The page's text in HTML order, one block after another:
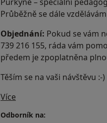
Purkyně – speciální
Průběžně se dále
Objednání: Pokud se vám
739 216 155, ráda vám
předem je zpoplatněna
Těším se na vaši návštěvu :-)
Více
Odborník na: